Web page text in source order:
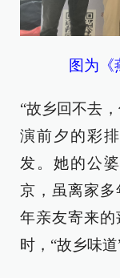
图为《
“故乡回不去
演前夕的彩
发。她的公
京，虽离家
年亲友寄来的
时，“故乡味